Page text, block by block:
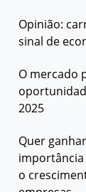
Opinião:
sinal de
O mercado
2025
Quer
o